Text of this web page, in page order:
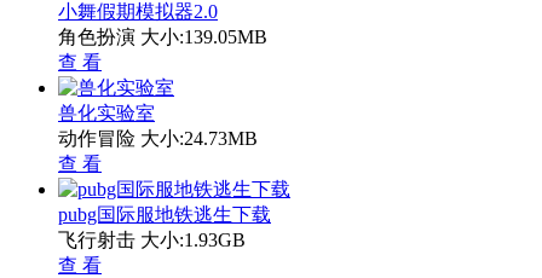
小舞假期模拟器2.0
角色扮演 大小:139.05MB
查 看
兽化实验室
动作冒险 大小:24.73MB
查 看
pubg国际服地铁逃生下载
飞行射击 大小:1.93GB
查 看